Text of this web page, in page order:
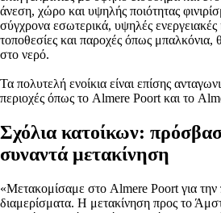
άνεση, χώρο και υψηλής ποιότητας
σύγχρονα εσωτερικά, υψηλές ενεργειακές
τοποθεσίες και παροχές όπως μπαλκόνια,
στο νερό.
Τα πολυτελή ενοίκια είναι επίσης
περιοχές όπως το Almere Poort και το
Σχόλια κατοίκων:
συναντά μετακίνηση
«Μετακομίσαμε στο Almere Poort για την
διαμερίσματα. Η μετακίνηση προς το